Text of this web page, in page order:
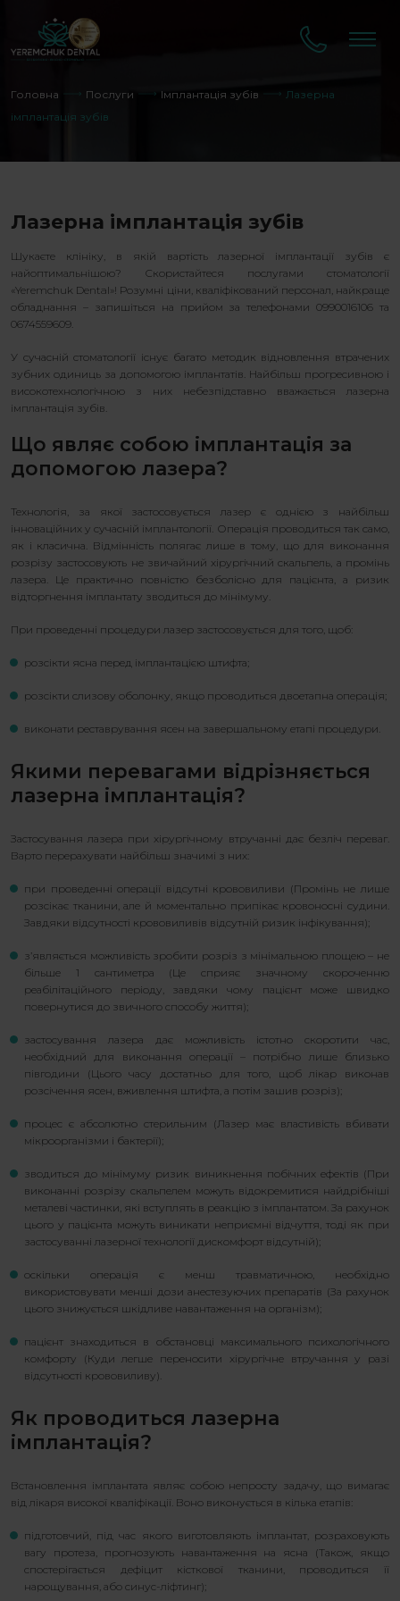
Головна Послуги Імплантація зубів
Лазерна
імплантація зубів
Лазерна імплантація зубів
Шукаєте клініку, в якій вартість лазерної імплантації зубів є
найоптимальнішою? Скористайтеся послугами стоматології
«Yeremchuk Dental»! Розумні ціни, кваліфікований персонал, найкраще
обладнання – запишіться на прийом за телефонами 0990016106 та
0674559609.
У сучасній стоматології існує багато методик відновлення втрачених
зубних одиниць за допомогою імплантатів. Найбільш прогресивною і
високотехнологічною з них небезпідставно вважається лазерна
імплантація зубів.
Що являє собою імплантація за
допомогою лазера?
Технологія, за якої застосовується лазер є однією з найбільш
інноваційних у сучасній імплантології. Операція проводиться так само,
як і класична. Відмінність полягає лише в тому, що для виконання
розрізу застосовують не звичайний хірургічний скальпель, а промінь
лазера. Це практично повністю безболісно для пацієнта, а ризик
відторгнення імплантату зводиться до мінімуму.
При проведенні процедури лазер застосовується для того, щоб:
розсікти ясна перед імплантацією штифта;
розсікти слизову оболонку, якщо проводиться двоетапна операція;
виконати реставрування ясен на завершальному етапі процедури.
Якими перевагами відрізняється
лазерна імплантація?
Застосування лазера при хірургічному втручанні дає безліч переваг.
Варто перерахувати найбільш значимі з них:
при проведенні операції відсутні крововиливи (Промінь не лише
розсікає тканини, але й моментально припікає кровоносні судини.
Завдяки відсутності крововиливів відсутній ризик інфікування);
з’являється можливість зробити розріз з мінімальною площею – не
більше 1 сантиметра (Це сприяє значному скороченню
реабілітаційного періоду, завдяки чому пацієнт може швидко
повернутися до звичного способу життя);
застосування лазера дає можливість істотно скоротити час,
необхідний для виконання операції – потрібно лише близько
півгодини (Цього часу достатньо для того, щоб лікар виконав
розсічення ясен, вживлення штифта, а потім зашив розріз);
процес є абсолютно стерильним (Лазер має властивість вбивати
мікроорганізми і бактерії);
зводиться до мінімуму ризик виникнення побічних ефектів (При
виконанні розрізу скальпелем можуть відокремитися найдрібніші
металеві частинки, які вступлять в реакцію з імплантатом. За рахунок
цього у пацієнта можуть виникати неприємні відчуття, тоді як при
застосуванні лазерної технології дискомфорт відсутній);
оскільки операція є менш травматичною, необхідно
використовувати менші дози анестезуючих препаратів (За рахунок
цього знижується шкідливе навантаження на організм);
пацієнт знаходиться в обстановці максимального психологічного
комфорту (Куди легше переносити хірургічне втручання у разі
відсутності крововиливу).
Як проводиться лазерна
імплантація?
Встановлення імплантата являє собою непросту задачу, що вимагає
від лікаря високої кваліфікації. Воно виконується в кілька етапів:
підготовчий, під час якого виготовляють імплантат, розраховують
вагу протеза, прогнозують навантаження на ясна (Також, якщо
спостерігається дефіцит кісткової тканини, проводиться її
нарощування, або синус-ліфтинг);